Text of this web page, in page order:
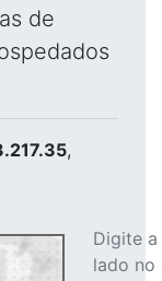
de
,
Digite
lado no